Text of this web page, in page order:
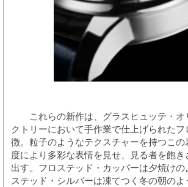
これらの新作は、グラスヒュッテ・オ
クトリーにおいて手作業で仕上げられた
徴。粒子のようなテクスチャーを持つこ
度により多彩な表情を見せ、見る者を飽
出す。フロステッド・カッパーは夕焼け
ステッド・シルバーは凍てつく冬の朝の